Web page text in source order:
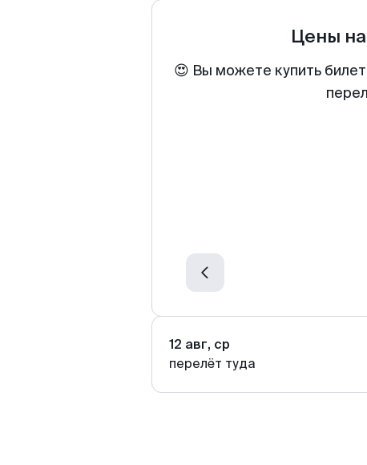
Цены
😍 Вы можете купить
12 авг, ср
перелёт туда